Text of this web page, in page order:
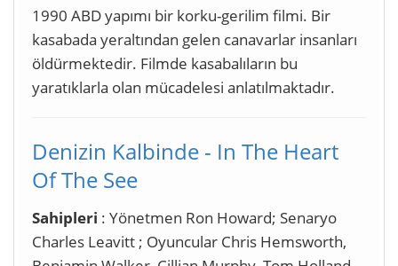
1990 ABD yapımı bir korku-gerilim filmi. Bir
kasabada yeraltından gelen canavarlar insanları
öldürmektedir. Filmde kasabalıların bu
yaratıklarla olan mücadelesi anlatılmaktadır.
Denizin Kalbinde - In The Heart
Of The See
Sahipleri : Yönetmen Ron Howard; Senaryo
Charles Leavitt ; Oyuncular Chris Hemsworth,